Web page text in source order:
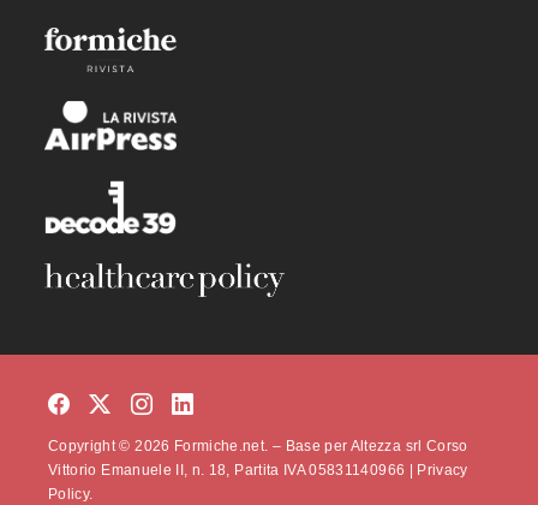
Copyright © 2026 Formiche.net. – Base per Altezza srl Corso
Vittorio Emanuele II, n. 18, Partita IVA 05831140966 |
Privacy
Policy.